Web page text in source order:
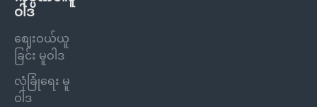
ဝါဒ
စျေးဝယ်ယူ
ခြင်း မူဝါဒ
လုံခြုံရေး မူ
ဝါဒ